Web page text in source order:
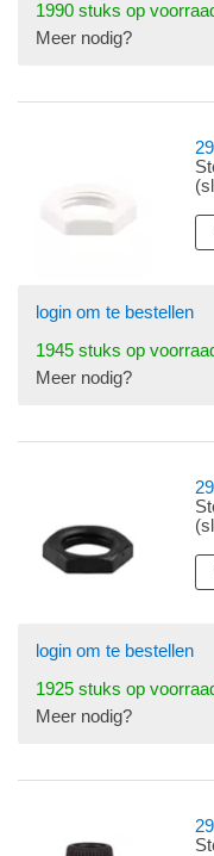
1990 stuks op
Meer nodig?
login om te bestellen
1945 stuks op
Meer nodig?
login om te bestellen
1925 stuks op
Meer nodig?